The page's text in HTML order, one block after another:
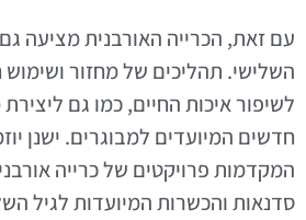
עם זאת, הכרייה האורבנית מציעה
השלישי. תהליכים של מחזור ושימוש
לשיפור איכות החיים, כמו גם
חדשים המיועדים למבוגרים. ישנן
המקדמות פרויקטים של כרייה
סדנאות והכשרות המיועדות לגיל